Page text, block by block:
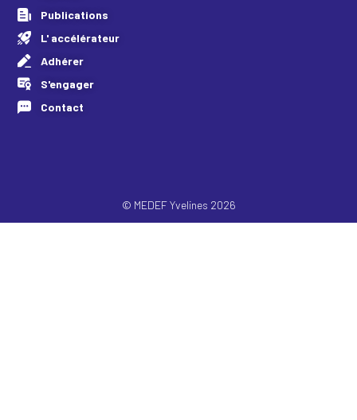
Publications
L' accélérateur
Adhérer
S'engager
Contact
© MEDEF Yvelines 2026